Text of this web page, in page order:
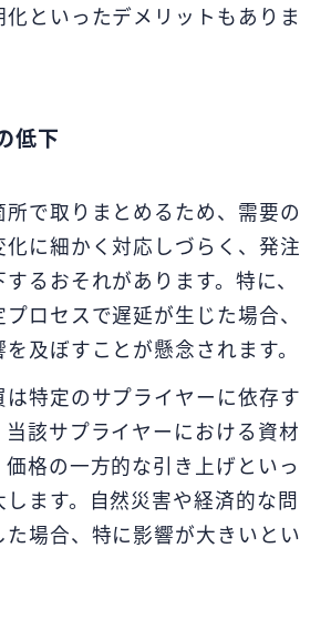
化といったデメリットもありま
低下
で取りまとめるため、需要の
に細かく対応しづらく、発注
るおそれがあります。特に、
ロセスで遅延が生じた場合、
及ぼすことが懸念されます。
は特定のサプライヤーに依存す
当該サプライヤーにおける資材
格の一方的な引き上げといっ
ます。自然災害や経済的な問
場合、特に影響が大きいとい